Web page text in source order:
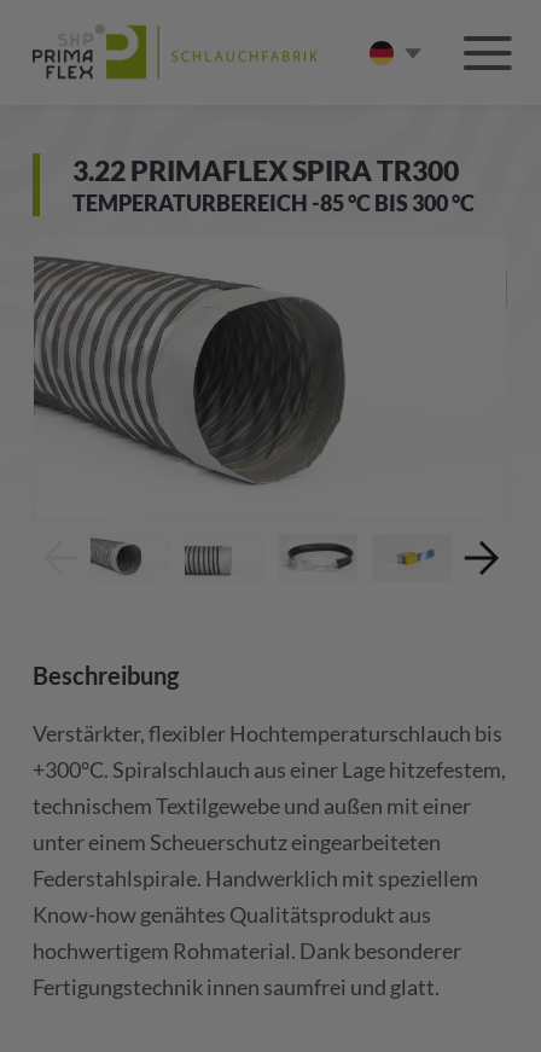
3.22 PRIMAFLEX SPIRA TR300
TEMPERATURBEREICH -85 °C BIS 300 °C
Beschreibung
Verstärkter, flexibler Hochtemperaturschlauch bis
+300°C. Spiralschlauch aus einer Lage hitzefestem,
technischem Textilgewebe und außen mit einer
unter einem Scheuerschutz eingearbeiteten
Federstahlspirale. Handwerklich mit speziellem
Know-how genähtes Qualitätsprodukt aus
hochwertigem Rohmaterial. Dank besonderer
Fertigungstechnik innen saumfrei und glatt.